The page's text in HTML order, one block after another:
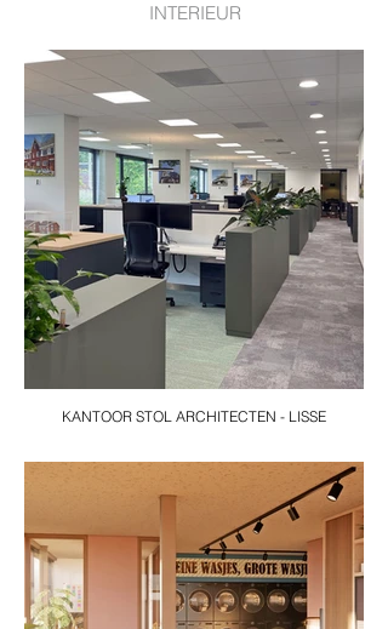
INTERIEUR
KANTOOR STOL ARCHITECTEN - LISSE